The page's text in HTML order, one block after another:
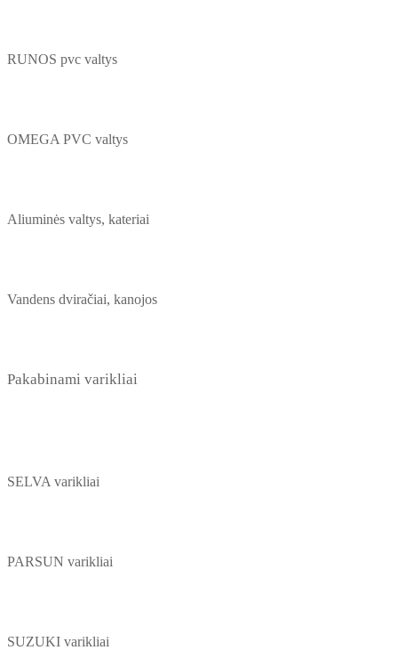
RUNOS pvc valtys
OMEGA PVC valtys
Aliuminės valtys, kateriai
Vandens dviračiai, kanojos
Pakabinami varikliai
SELVA varikliai
PARSUN varikliai
SUZUKI varikliai